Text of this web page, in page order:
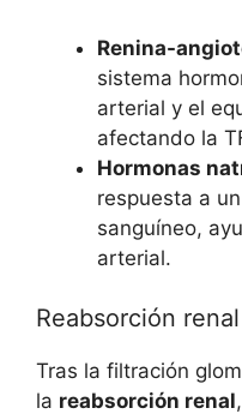
Renina-
sistema
arterial y el
afectando la
Hormonas
respuesta a
sanguíneo,
arterial.
Reabsorción renal
Tras la filtración
la reabsorción renal